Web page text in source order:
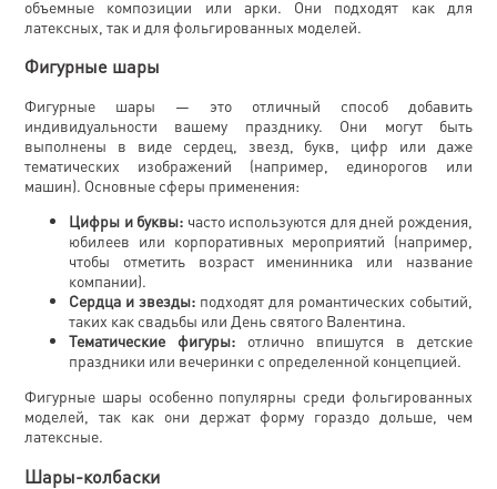
объемные композиции или арки. Они подходят как для
латексных, так и для фольгированных моделей.
Фигурные шары
Фигурные шары — это отличный способ добавить
индивидуальности вашему празднику. Они могут быть
выполнены в виде сердец, звезд, букв, цифр или даже
тематических изображений (например, единорогов или
машин). Основные сферы применения:
Цифры и буквы: часто используются для дней рождения,
юбилеев или корпоративных мероприятий (например,
чтобы отметить возраст именинника или название
компании).
Сердца и звезды: подходят для романтических событий,
таких как свадьбы или День святого Валентина.
Тематические фигуры: отлично впишутся в детские
праздники или вечеринки с определенной концепцией.
Фигурные шары особенно популярны среди фольгированных
моделей, так как они держат форму гораздо дольше, чем
латексные.
Шары-колбаски